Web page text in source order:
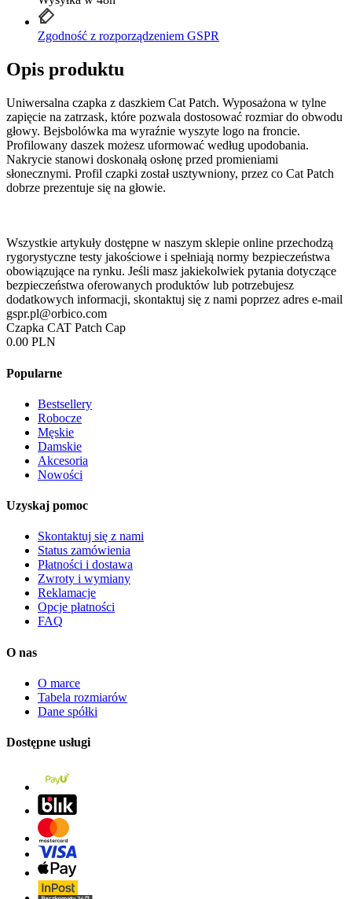
Zgodność z rozporządzeniem GSPR
Opis produktu
Uniwersalna czapka z daszkiem Cat Patch. Wyposażona w tylne
zapięcie na zatrzask, które pozwala dostosować rozmiar do obwodu
głowy. Bejsbolówka ma wyraźnie wyszyte logo na froncie.
Profilowany daszek możesz uformować według upodobania.
Nakrycie stanowi doskonałą osłonę przed promieniami
słonecznymi. Profil czapki został usztywniony, przez co Cat Patch
dobrze prezentuje się na głowie.
Wszystkie artykuły dostępne w naszym sklepie online przechodzą
rygorystyczne testy jakościowe i spełniają normy bezpieczeństwa
obowiązujące na rynku. Jeśli masz jakiekolwiek pytania dotyczące
bezpieczeństwa oferowanych produktów lub potrzebujesz
dodatkowych informacji, skontaktuj się z nami poprzez adres e-mail
gspr.pl@orbico.com
Czapka CAT Patch Cap
0.00 PLN
Popularne
Bestsellery
Robocze
Męskie
Damskie
Akcesoria
Nowości
Uzyskaj pomoc
Skontaktuj się z nami
Status zamówienia
Płatności i dostawa
Zwroty i wymiany
Reklamacje
Opcje płatności
FAQ
O nas
O marce
Tabela rozmiarów
Dane spółki
Dostępne usługi